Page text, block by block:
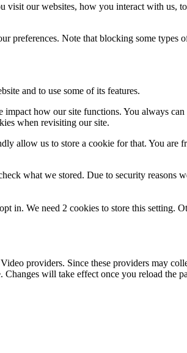
our websites, how you interact with us,
preferences. Note that blocking some types
and to use some of its features.
how our site functions. You always
when revisiting our site.
allow us to store a cookie for that. You are
what we stored. Due to security reasons
in. We need 2 cookies to store this
providers. Since these providers may
will take effect once you reload the